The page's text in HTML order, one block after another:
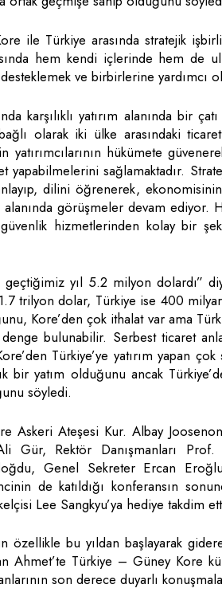
ile Türkiye arasında stratejik
hem kendi içlerinde hem de
ve birbirlerine yardımcı
karşılıklı yatırım alanında bir
olarak iki ülke arasındaki
yatırımcılarının hükümete
sağlamaktadır.
dilini öğrenerek,
görüşmeler devam ediyor.
hizmetlerinden kolay bir
geçtiğimiz yıl 5.2 milyon dolardı”
trilyon dolar, Türkiye ise 400
Kore’den çok ithalat var ama
bulunabilir. Serbest ticaret
Türkiye’ye yatırım yapan
bir yatım olduğunu ancak
söyledi.
Askeri Ateşesi Kur. Albay
Gür, Rektör Danışmanları
Genel Sekreter Ercan
de katıldığı konferansın
Lee Sangkyu’ya hediye takdim
bu yıldan başlayarak
Ahmet’te Türkiye – Güney Kore
son derece duyarlı